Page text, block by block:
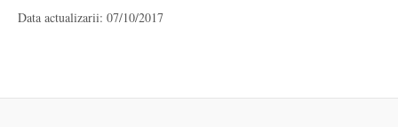
Data actualizarii: 07/10/2017